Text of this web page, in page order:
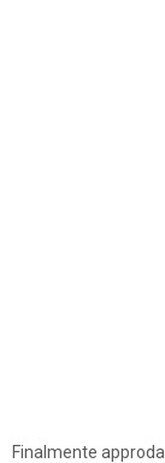
Finalmente